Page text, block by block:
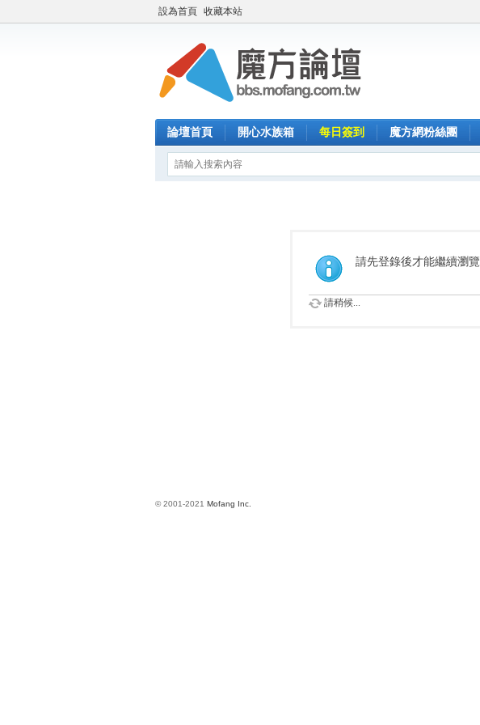
設為首頁 收藏本站
論壇首頁 開心水族箱 每日簽到 魔方網粉絲團
請先登錄後才能繼續瀏覽
請稍候...
© 2001-2021 Mofang Inc.